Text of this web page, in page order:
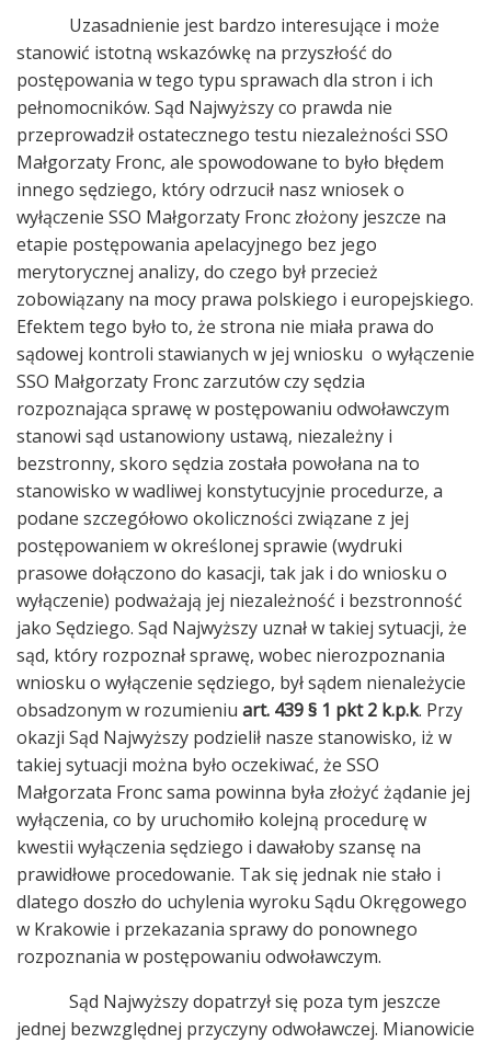
Uzasadnienie jest bardzo interesujące i może
stanowić istotną wskazówkę na przyszłość do
postępowania w tego typu sprawach dla stron i ich
pełnomocników. Sąd Najwyższy co prawda nie
przeprowadził ostatecznego testu niezależności SSO
Małgorzaty Fronc, ale spowodowane to było błędem
innego sędziego, który odrzucił nasz wniosek o
wyłączenie SSO Małgorzaty Fronc złożony jeszcze na
etapie postępowania apelacyjnego bez jego
merytorycznej analizy, do czego był przecież
zobowiązany na mocy prawa polskiego i europejskiego.
Efektem tego było to, że strona nie miała prawa do
sądowej kontroli stawianych w jej wniosku o wyłączenie
SSO Małgorzaty Fronc zarzutów czy sędzia
rozpoznająca sprawę w postępowaniu odwoławczym
stanowi sąd ustanowiony ustawą, niezależny i
bezstronny, skoro sędzia została powołana na to
stanowisko w wadliwej konstytucyjnie procedurze, a
podane szczegółowo okoliczności związane z jej
postępowaniem w określonej sprawie (wydruki
prasowe dołączono do kasacji, tak jak i do wniosku o
wyłączenie) podważają jej niezależność i bezstronność
jako Sędziego. Sąd Najwyższy uznał w takiej sytuacji, że
sąd, który rozpoznał sprawę, wobec nierozpoznania
wniosku o wyłączenie sędziego, był sądem nienależycie
obsadzonym w rozumieniu art. 439 § 1 pkt 2 k.p.k. Przy
okazji Sąd Najwyższy podzielił nasze stanowisko, iż w
takiej sytuacji można było oczekiwać, że SSO
Małgorzata Fronc sama powinna była złożyć żądanie jej
wyłączenia, co by uruchomiło kolejną procedurę w
kwestii wyłączenia sędziego i dawałoby szansę na
prawidłowe procedowanie. Tak się jednak nie stało i
dlatego doszło do uchylenia wyroku Sądu Okręgowego
w Krakowie i przekazania sprawy do ponownego
rozpoznania w postępowaniu odwoławczym.
Sąd Najwyższy dopatrzył się poza tym jeszcze
jednej bezwzględnej przyczyny odwoławczej. Mianowicie